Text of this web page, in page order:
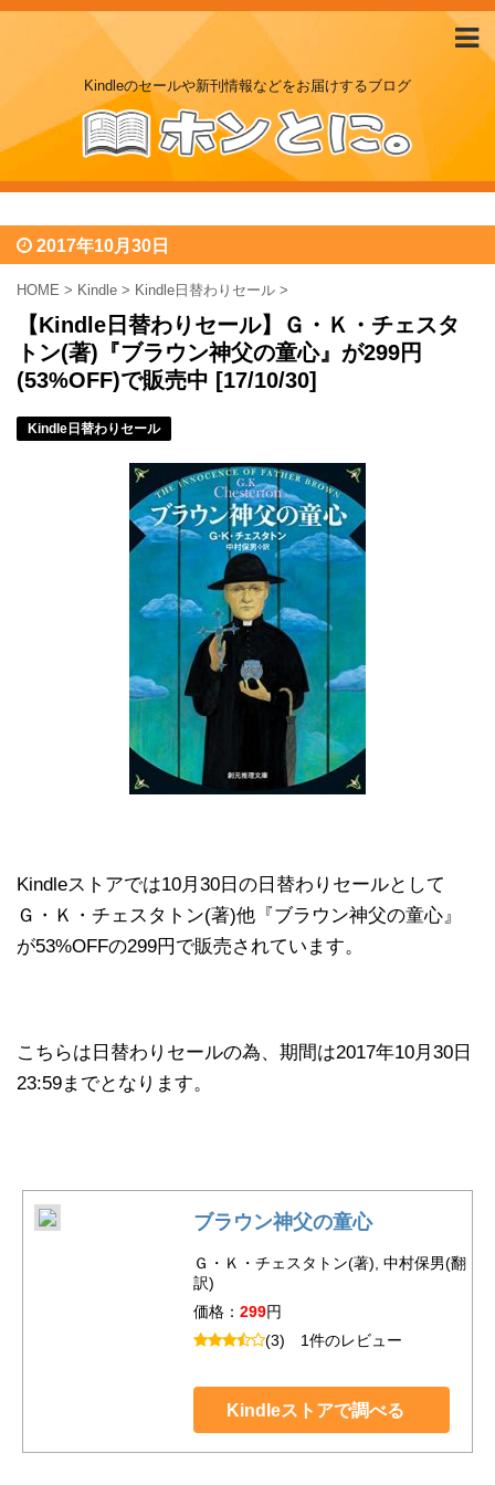
Kindleのセールや新刊情報などをお届けするブログ
2017年10月30日
HOME > Kindle > Kindle日替わりセール >
【Kindle日替わりセール】Ｇ・Ｋ・チェスタ
トン(著)『ブラウン神父の童心』が299円
(53%OFF)で販売中 [17/10/30]
Kindle日替わりセール
Kindleストアでは10月30日の日替わりセールとして
Ｇ・Ｋ・チェスタトン(著)他『ブラウン神父の童心』
が53%OFFの299円で販売されています。
こちらは日替わりセールの為、期間は2017年10月30日
23:59までとなります。
ブラウン神父の童心
Ｇ・Ｋ・チェスタトン(著), 中村保男(翻
訳)
価格： 299円
(3) 1件のレビュー
Kindleストアで調べる